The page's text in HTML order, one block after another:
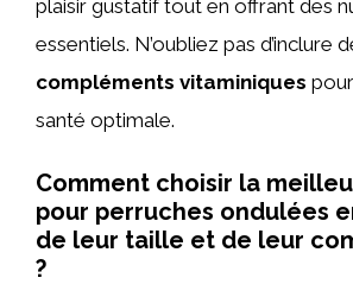
plaisir gustatif tout en offrant des
essentiels. N’oubliez pas d’inclure
compléments vitaminiques
santé optimale.
Comment choisir la
pour perruches ondulées
de leur taille et de leur
?